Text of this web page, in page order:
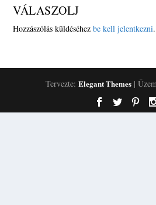
VÁLASZOLJ
Hozzászólás küldéséhezbe kell jelentkezni.
Tervezte: Elegant Themes |